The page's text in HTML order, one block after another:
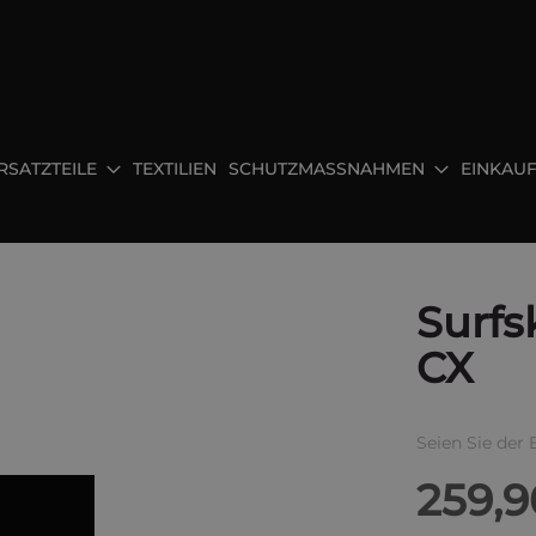
TEXTILIEN SCHUTZMASSNAHMEN
CX
Seien Sie der